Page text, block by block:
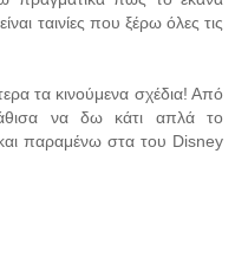
ταινίες που ξέρω όλες τις
τα κινούμενα σχέδια! Από
να δω κάτι απλά το
παραμένω στα του Disney